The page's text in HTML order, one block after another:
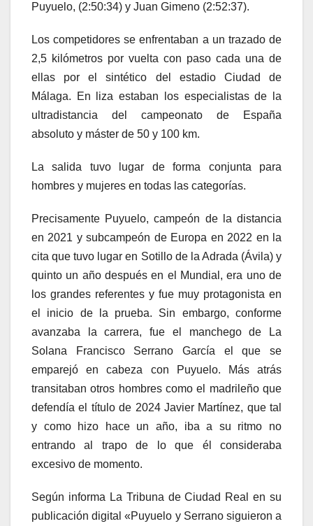
Puyuelo, (2:50:34) y Juan Gimeno (2:52:37).
Los competidores se enfrentaban a un trazado de
2,5 kilómetros por vuelta con paso cada una de
ellas por el sintético del estadio Ciudad de
Málaga. En liza estaban los especialistas de la
ultradistancia del campeonato de España
absoluto y máster de 50 y 100 km.
La salida tuvo lugar de forma conjunta para
hombres y mujeres en todas las categorías.
Precisamente Puyuelo, campeón de la distancia
en 2021 y subcampeón de Europa en 2022 en la
cita que tuvo lugar en Sotillo de la Adrada (Ávila) y
quinto un año después en el Mundial, era uno de
los grandes referentes y fue muy protagonista en
el inicio de la prueba. Sin embargo, conforme
avanzaba la carrera, fue el manchego de La
Solana Francisco Serrano García el que se
emparejó en cabeza con Puyuelo. Más atrás
transitaban otros hombres como el madrileño que
defendía el título de 2024 Javier Martínez, que tal
y como hizo hace un año, iba a su ritmo no
entrando al trapo de lo que él consideraba
excesivo de momento.
Según informa La Tribuna de Ciudad Real en su
publicación digital «Puyuelo y Serrano siguieron a